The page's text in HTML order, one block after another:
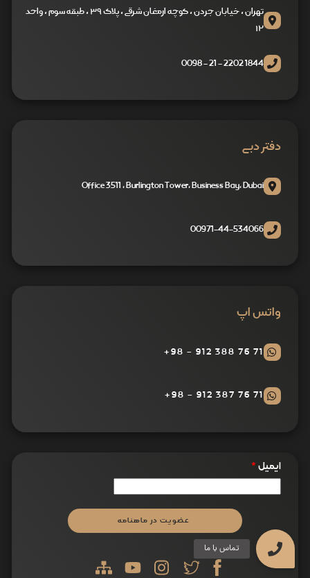
تهران ، خیابان جردن ، کوچه ارمغان شرقی ، پلاک ۳۹ ، طبقه سوم ، واحد
۱۲
1844 2202 - 21 - 0098
دفتر دبی
Office 3511 , Burlington Tower, Business Bay, Dubai
00971-44-534066
واتس اپ
71 76 388 912 - 98+
71 76 387 912 - 98+
ایمیل *
عضویت در ماهنامه